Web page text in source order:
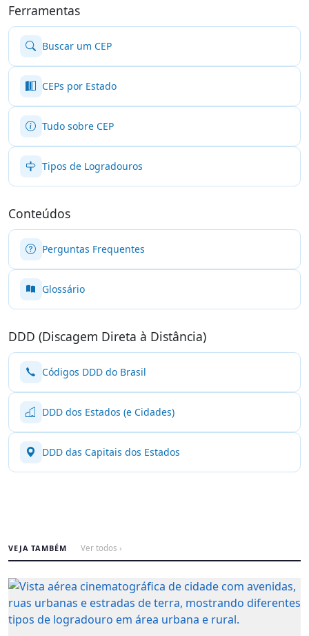
Ferramentas
Buscar um CEP
CEPs por Estado
Tudo sobre CEP
Tipos de Logradouros
Conteúdos
Perguntas Frequentes
Glossário
DDD (Discagem Direta à Distância)
Códigos DDD do Brasil
DDD dos Estados (e Cidades)
DDD das Capitais dos Estados
VEJA TAMBÉM Ver todos ›